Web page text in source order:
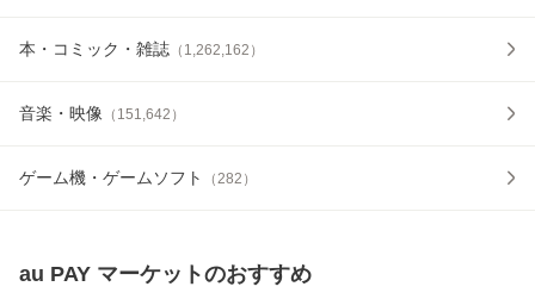
本・コミック・雑誌 （ 1,262,162 ）
音楽・映像 （ 151,642 ）
ゲーム機・ゲームソフト （282 ）
au PAY マーケットのおすすめ